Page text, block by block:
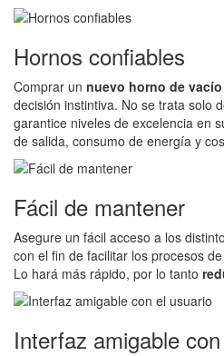
Hornos confiables
Comprar un nuevo horno de vacío
decisión instintiva. No se trata solo
garantice niveles de excelencia en
de salida, consumo de energía y
Fácil de mantener
Asegure un fácil acceso a los
con el fin de facilitar los procesos de
Lo hará más rápido, por lo tanto
Interfaz amigable